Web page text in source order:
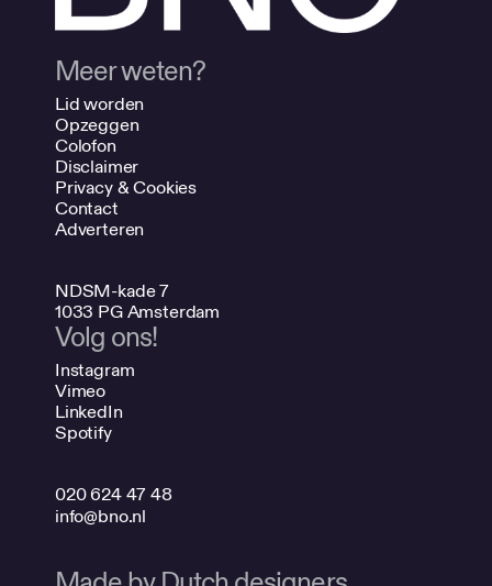
Meer weten?
Lid worden
Opzeggen
Colofon
Disclaimer
Privacy & Cookies
Contact
Adverteren
NDSM-kade 7
1033 PG Amsterdam
Volg ons!
Instagram
Vimeo
LinkedIn
Spotify
020 624 47 48
info@bno.nl